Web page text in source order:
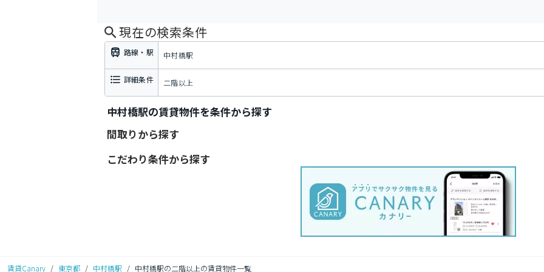
現在の検索条件
路線・駅 中村橋駅
詳細条件 二階以上
中村橋駅の賃貸物件を条件から探す
間取りから探す
こだわり条件から探す
賃貸Canary / 東京都 / 中村橋駅 / 中村橋駅の二階以上の賃貸物件一覧